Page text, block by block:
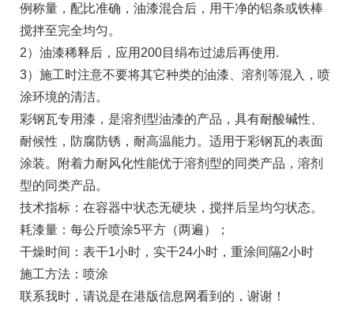
例称量，配比准确，油漆混合后，用干净的铝条或铁棒
搅拌至完全均匀。
2）油漆稀释后，应用200目绢布过滤后再使用.
3）施工时注意不要将其它种类的油漆、溶剂等混入，喷
涂环境的清洁。
彩钢瓦专用漆，是溶剂型油漆的产品，具有耐酸碱性、
耐候性，防腐防锈，耐高温能力。适用于彩钢瓦的表面
涂装。附着力耐风化性能优于溶剂型的同类产品，溶剂
型的同类产品。
技术指标：在容器中状态无硬块，搅拌后呈均匀状态。
耗漆量：每公斤喷涂5平方（两遍）；
干燥时间：表干1小时，实干24小时，重涂间隔2小时
施工方法：喷涂
联系我时，请说是在港版信息网看到的，谢谢！